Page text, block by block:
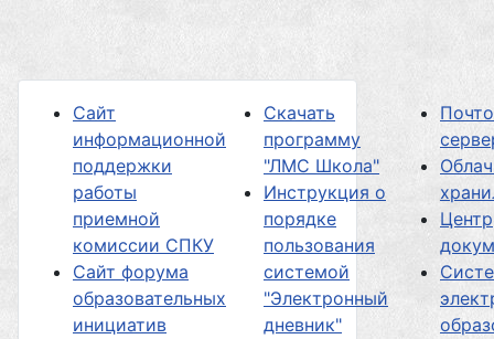
Сайт
информационной
поддержки
работы
приемной
комиссии СПКУ
Сайт форума
образовательных
инициатив
Скачать
программу
"ЛМС Школа"
Инструкция о
порядке
пользования
системой
"Электронный
дневник"
Центр